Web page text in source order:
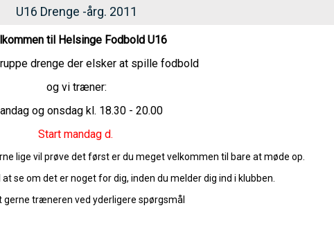
U16 Drenge -årg. 2011
til Helsinge Fodbold U16
drenge der elsker at spille fodbold
og vi træner:
og onsdag kl. 18.30 - 20.00
Start mandag d.
lige vil prøve det først er du meget velkommen til bare at møde op.
se om det er noget for dig, inden du melder dig ind i klubben.
gerne træneren ved yderligere spørgsmål